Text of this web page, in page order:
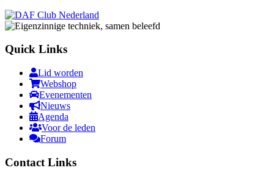
Quick Links
Lid worden
Webshop
Evenementen
Nieuws
Agenda
Voor de leden
Forum
Contact Links